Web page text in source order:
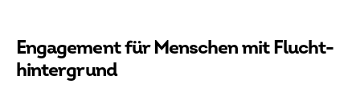
Engagement für Menschen mit Flucht­
hintergrund